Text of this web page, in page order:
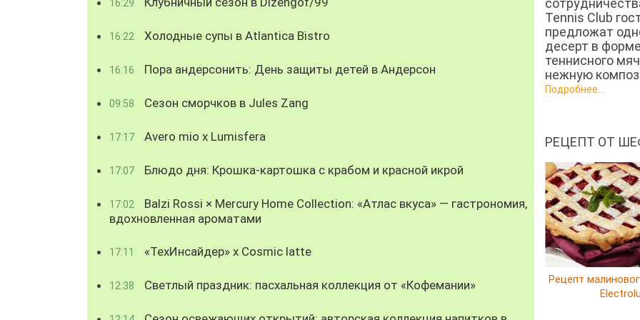
16:29
16:22 Холодные супы в Atlantica Bistro
16:16 Пора андерсонить: День защиты детей в Андерсон
09:58 Сезон сморчков в Jules Zang
17:17 Avero mio x Lumisfera
17:07 Блюдо дня: Крошка-картошка с крабом и красной икрой
17:02
Balzi Rossi × Mercury Home Collection: «Атлас вкуса» — гастрономия,
вдохновленная ароматами
17:11 «ТехИнсайдер» х Cosmic latte
12:38 Светлый праздник: пасхальная коллекция от «Кофемании»
Tennis Club
предложат
десерт в форме
теннисного
нежную
Подробнее...
РЕЦЕПТ ОТ
Рецепт